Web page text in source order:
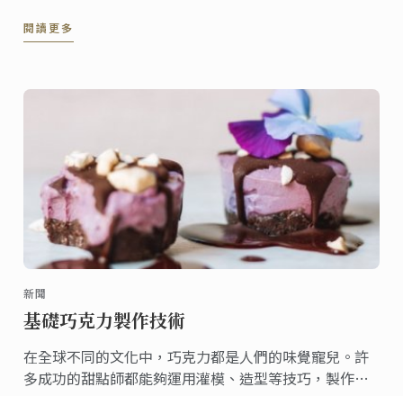
事業，再次回到藍帶阿德萊德學習甜點證書課程。
閱讀更多
新聞
基礎巧克力製作技術
在全球不同的文化中，巧克力都是人們的味覺寵兒。許
多成功的甜點師都能夠運用灌模、造型等技巧，製作創